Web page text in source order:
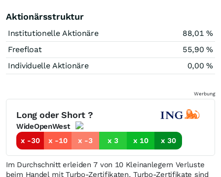
Aktionärsstruktur
Institutionelle Aktionäre
88,01 %
Freefloat
55,90 %
Individuelle Aktionäre
0,00 %
Werbung
Long oder Short ?
WideOpenWest
x -30
x -10 x -3 x 3 x 10 x 30
Im Durchschnitt erleiden 7 von 10 Kleinanlegern Verluste
beim Handel mit Turbo-Zertifikaten. Turbo-Zertifikate sind